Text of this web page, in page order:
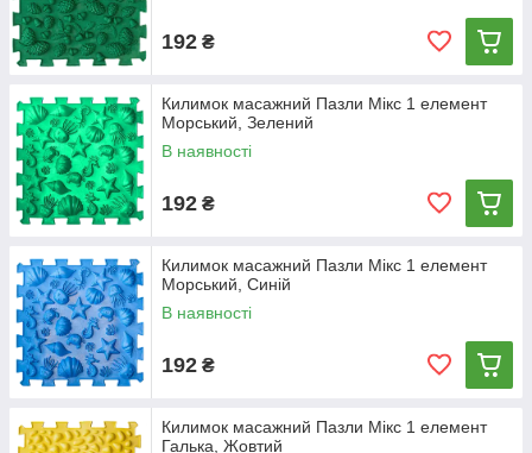
192 ₴
Килимок масажний Пазли Мікс 1 елемент
Морський, Зелений
В наявності
192 ₴
Килимок масажний Пазли Мікс 1 елемент
Морський, Синій
В наявності
192 ₴
Килимок масажний Пазли Мікс 1 елемент
Галька, Жовтий